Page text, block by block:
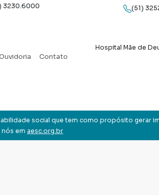
3230.6000
(51)
Contato
Hospital Mãe de
social que tem como propósito gerar
em aesc.org.br